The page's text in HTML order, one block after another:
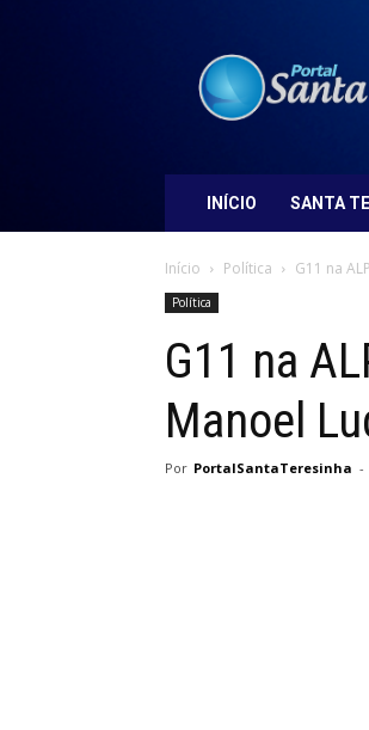
Santa
Teresinha
INÍCIO SANTA
Início Política G11 na
Política
G11 na
Manoel
Por PortalSantaTeresinha -